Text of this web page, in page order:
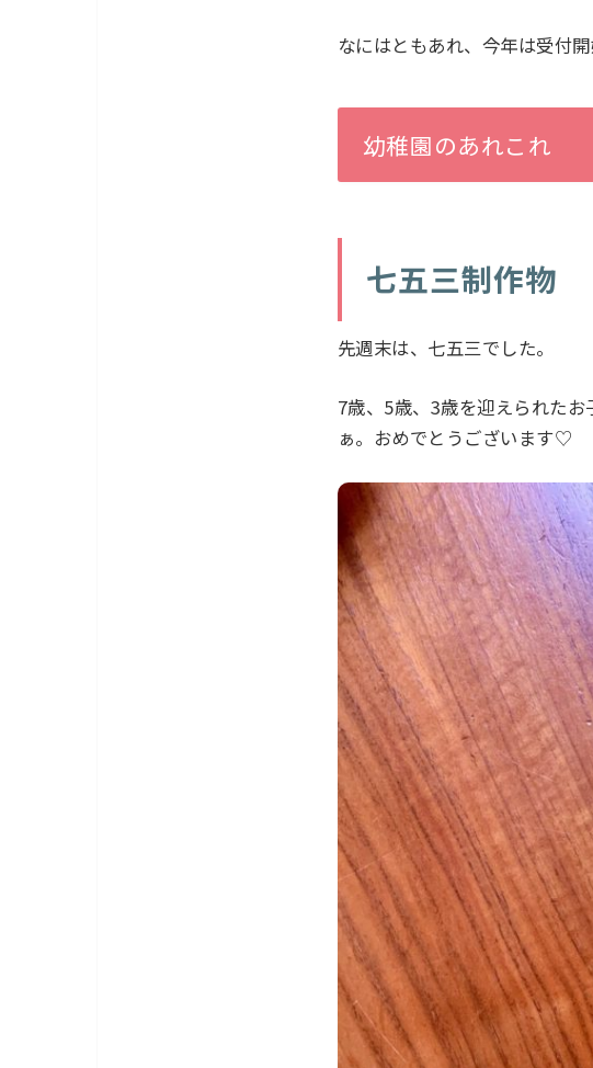
なにはともあれ、今年は受付
幼稚園のあれこれ
七五三制作物
先週末は、七五三でした。
7歳、5歳、3歳を迎えられた
ぁ。おめでとうございます♡